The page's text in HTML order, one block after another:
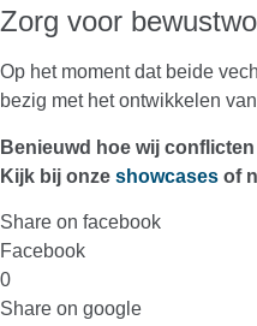
Zorg voor
Op het moment dat beide
bezig met het ontwikkelen
Benieuwd hoe wij
Kijk bij onze showcases of
Share on facebook
Facebook
0
Share on google